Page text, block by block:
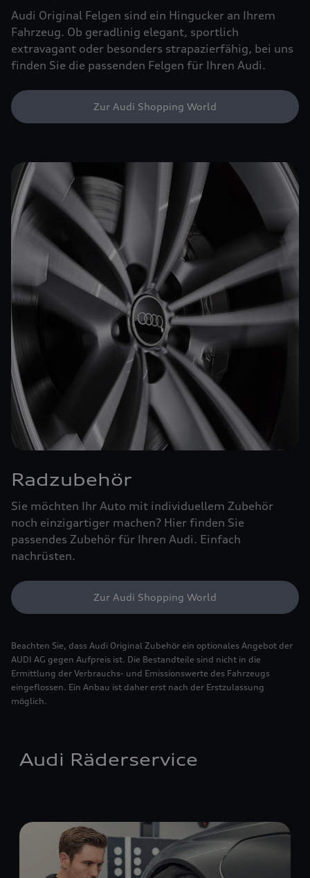
Audi Original Felgen sind ein Hingucker an Ihrem
Fahrzeug. Ob geradlinig elegant, sportlich
extravagant oder besonders strapazierfähig, bei uns
finden Sie die passenden Felgen für Ihren Audi.
Zur Audi Shopping World
Radzubehör
Sie möchten Ihr Auto mit individuellem Zubehör
noch einzigartiger machen? Hier finden Sie
passendes Zubehör für Ihren Audi. Einfach
nachrüsten.
Zur Audi Shopping World
Beachten Sie, dass Audi Original Zubehör ein optionales Angebot der
AUDI AG gegen Aufpreis ist. Die Bestandteile sind nicht in die
Ermittlung der Verbrauchs- und Emissionswerte des Fahrzeugs
eingeflossen. Ein Anbau ist daher erst nach der Erstzulassung
möglich.
Audi Räderservice